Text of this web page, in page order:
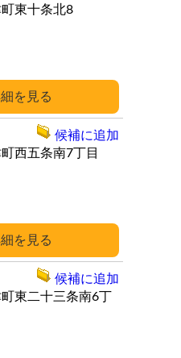
東十条北8
西五条南7丁目
候補に追加
東二十三条南6丁
候補に追加